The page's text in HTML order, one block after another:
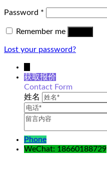
Password *
Remember me
Lost your password?
获取报价
Contact Form
姓名
Phone
WeChat: 18660188729